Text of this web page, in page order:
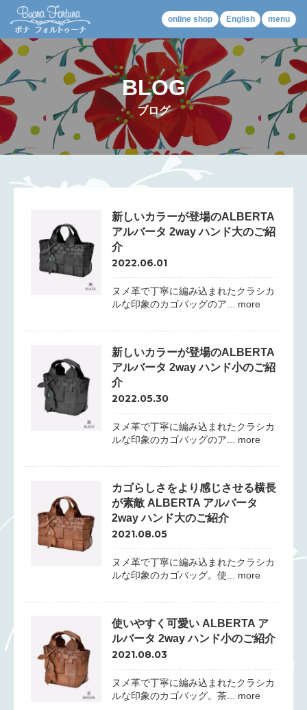
online shop English menu
BLOG
ブログ
新しいカラーが登場のALBERTA
アルバータ 2way ハンド大のご紹
介
2022.06.01
ヌメ革で丁寧に編み込まれたクラシカ
ルな印象のカゴバッグのア... more
新しいカラーが登場のALBERTA
アルバータ 2way ハンド小のご紹
介
2022.05.30
ヌメ革で丁寧に編み込まれたクラシカ
ルな印象のカゴバッグのア... more
カゴらしさをより感じさせる横長
が素敵 ALBERTA アルバータ
2way ハンド大のご紹介
2021.08.05
ヌメ革で丁寧に編み込まれたクラシカ
ルな印象のカゴバッグ。使... more
使いやすく可愛い ALBERTA ア
ルバータ 2way ハンド小のご紹介
2021.08.03
ヌメ革で丁寧に編み込まれたクラシカ
ルな印象のカゴバッグ。茶... more